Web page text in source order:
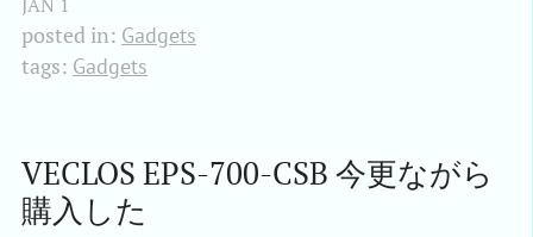
JAN 1
posted in: Gadgets
tags: Gadgets
VECLOS EPS-700-CSB 今更ながら
購入した